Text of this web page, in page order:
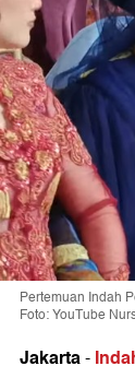
Pertemuan Indah
Foto: YouTube
Jakarta-